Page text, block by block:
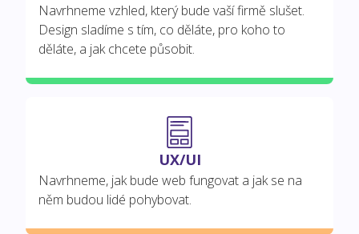
Navrhneme vzhled, který bude vaší firmě slušet.
Design sladíme s tím, co děláte, pro koho to
děláte, a jak chcete působit.
UX/UI
Navrhneme, jak bude web fungovat a jak se na
něm budou lidé pohybovat.